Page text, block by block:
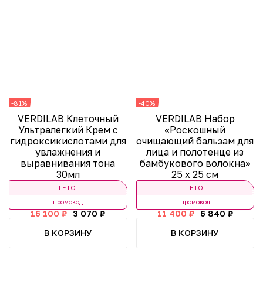
-81%
VERDILAB Клеточный
Ультралегкий Крем с
гидроксикислотами для
увлажнения и
выравнивания тона
30мл
LETO
промокод
16 100 ₽
3 070 ₽
В КОРЗИНУ
-40%
VERDILAB Набор
«Роскошный
очищающий бальзам для
лица и полотенце из
бамбукового волокна»
25 x 25 см
LETO
промокод
11 400 ₽
6 840 ₽
В КОРЗИНУ